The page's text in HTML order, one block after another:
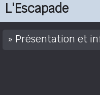
L'Escapade
Présentation et